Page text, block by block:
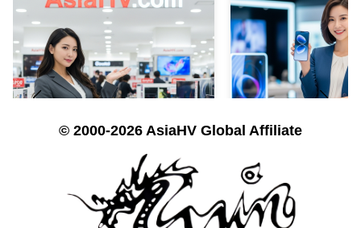
© 2000-2026 AsiaHV Global Affiliate